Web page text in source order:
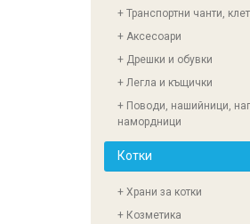
+ Транспортни чанти,
+ Аксесоари
+ Дрешки и обувки
+ Легла и къщички
+ Поводи, нашийници,
намордници
Котки
+ Храни за котки
+ Козметика